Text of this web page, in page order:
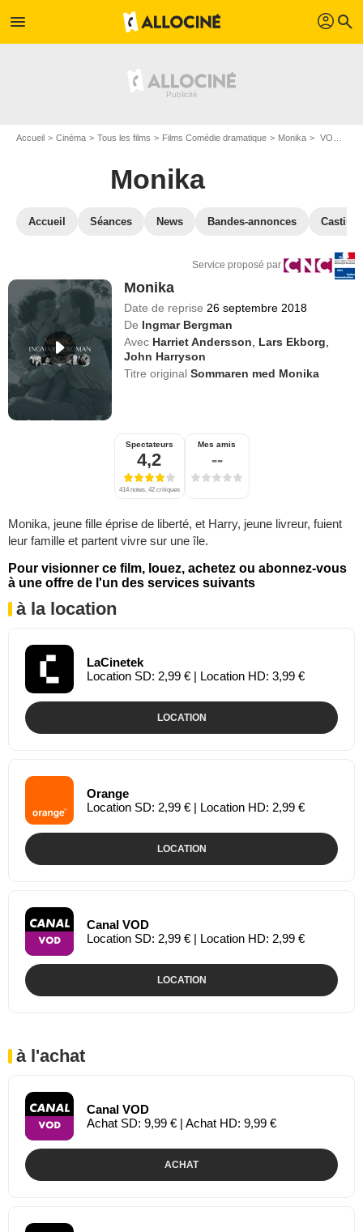
menu profil search
Accueil Cinéma Tous les films Films Comédie dramatique Monika VOD Monika
Monika
Accueil Séances News Bandes-annonces Casting
Service proposé par
Monika
Date de reprise 26 septembre 2018
De Ingmar Bergman
Avec Harriet Andersson Lars Ekborg
John Harryson
Titre originalSommaren med Monika
Spectateurs
4,2
414 notes, 42 critiques
Mes amis
--
Monika, jeune fille éprise de liberté, et Harry, jeune livreur, fuient
leur famille et partent vivre sur une île.
Pour visionner ce film, louez, achetez ou abonnez-vous
à une offre de l'un des services suivants
à la location
LaCinetek
Location SD: 2,99 € | Location HD: 3,99 €
LOCATION
Orange
Location SD: 2,99 € | Location HD: 2,99 €
LOCATION
Canal VOD
Location SD: 2,99 € | Location HD: 2,99 €
LOCATION
à l'achat
Canal VOD
Achat SD: 9,99 € | Achat HD: 9,99 €
ACHAT